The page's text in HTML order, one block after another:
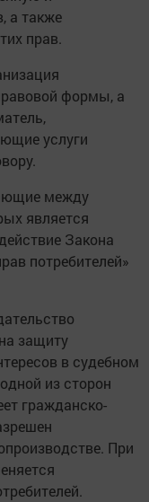
а также
прав.
формы, а
услуги
между
является
Закона
потребителей»
защиту
в судебном
из сторон
гражданско-
При